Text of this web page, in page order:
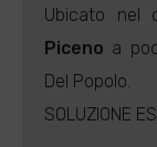
Ubicato nel
Piceno a
Del Popolo.
SOLUZIONE